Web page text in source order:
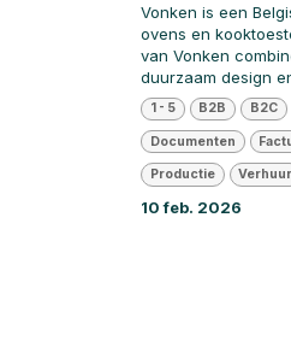
Vonken is een
ovens en
van Vonken
duurzaam design
1 - 5 B2B B2C
Documenten
Productie Verhuur
10 feb. 2026